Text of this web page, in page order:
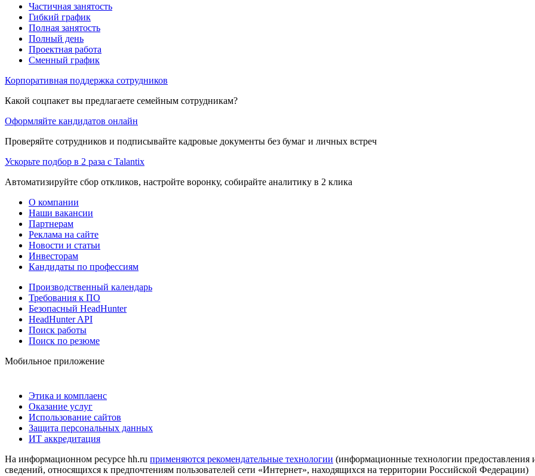
Частичная занятость
Гибкий график
Полная занятость
Полный день
Проектная работа
Сменный график
Корпоративная поддержка сотрудников
Какой соцпакет вы предлагаете семейным сотрудникам?
Оформляйте кандидатов онлайн
Проверяйте сотрудников и подписывайте кадровые документы без бумаг и личных встреч
Ускорьте подбор в 2 раза с Talantix
Автоматизируйте сбор откликов, настройте воронку, собирайте аналитику в 2 клика
О компании
Наши вакансии
Партнерам
Реклама на сайте
Новости и статьи
Инвесторам
Кандидаты по профессиям
Производственный календарь
Требования к ПО
Безопасный HeadHunter
HeadHunter API
Поиск работы
Поиск по резюме
Мобильное приложение
Этика и комплаенс
Оказание услуг
Использование сайтов
Защита персональных данных
ИТ аккредитация
На информационном ресурсе hh.ru применяются рекомендательные технологии (информационные технологии предоставления
сведений, относящихся к предпочтениям пользователей сети «Интернет», находящихся на территории Российской Федерации)